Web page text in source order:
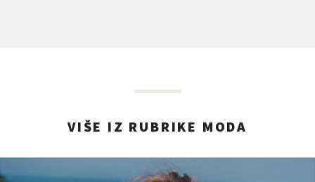
VIŠE IZ RUBRIKE MODA